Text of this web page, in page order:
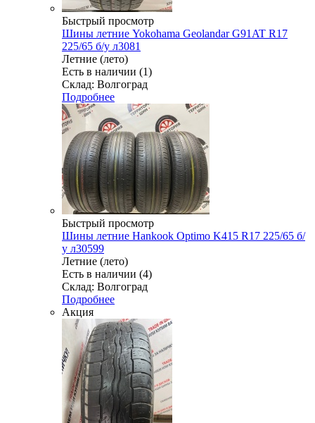
Быстрый просмотр
Шины летние Yokohama Geolandar G91AT R17
225/65 б/у л3081
Летние (лето)
Есть в наличии (1)
Склад: Волгоград
Подробнее
Быстрый просмотр
Шины летние Hankook Optimo K415 R17 225/65 б/
у л30599
Летние (лето)
Есть в наличии (4)
Склад: Волгоград
Подробнее
Акция